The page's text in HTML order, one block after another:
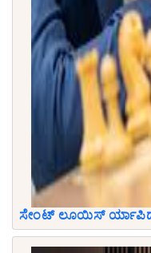
ಸೇಂಟ್ ಲೂಯಿಸ್ ರ್ಯಾಪಿಡ್